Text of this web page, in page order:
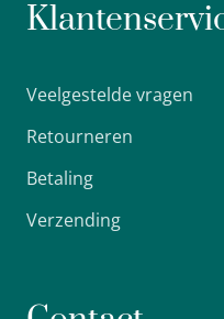
Veelgestelde vragen
Retourneren
Betaling
Verzending